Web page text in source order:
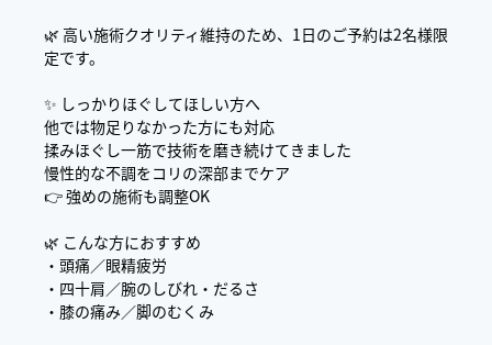
🌿 高い施術クオリティ維持のため、1日のご予約は2名様限
定です。
✨ しっかりほぐしてほしい方へ
他では物足りなかった方にも対応
揉みほぐし一筋で技術を磨き続けてきました
慢性的な不調をコリの深部までケア
👉 強めの施術も調整OK
🌿 こんな方におすすめ
・頭痛／眼精疲労
・四十肩／腕のしびれ・だるさ
・膝の痛み／脚のむくみ